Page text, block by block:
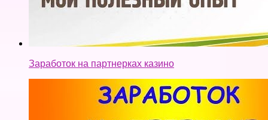
Заработок на партнерках казино